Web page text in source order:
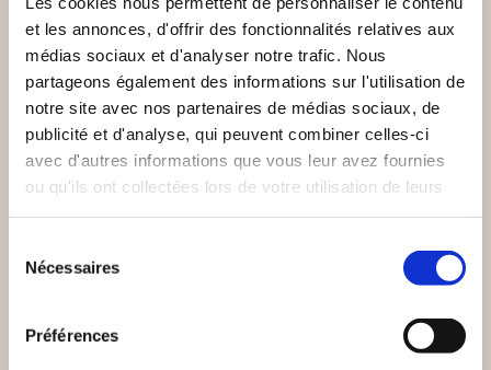
et les annonces, d'offrir des fonctionnalités relatives aux
médias sociaux et d'analyser notre trafic. Nous
partageons également des informations sur l'utilisation de
notre site avec nos partenaires de médias sociaux, de
publicité et d'analyse, qui peuvent combiner celles-ci
avec d'autres informations que vous leur avez fournies
ou qu'ils ont collectées lors de votre utilisation de leurs
Nécessaires
Préférences
LE CHAOS DES
(0 avis)
COLLECTIONNEUR